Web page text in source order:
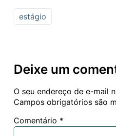
estágio
Deixe um
O seu endereço de e-mail
Campos obrigatórios são
Comentário *